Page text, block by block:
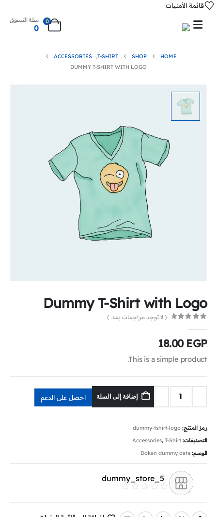
قائمة الأمنيات
0 سلة التسوق
0
HOME
SHOP
T-SHIRT
,
ACCESSORIES
DUMMY T-SHIRT WITH LOGO
Dummy T-Shirt with Logo
( لا توجد مراجعات بعد. )
18.00 EGP
This is a simple product.
إضافة إلى السلة احصل على الدعم
رمز المنتج: dummy-tshirt-logo
التصنيفات:
Accessories, T-Shirt
الوسم: Dokan dummy data
dummy_store_5